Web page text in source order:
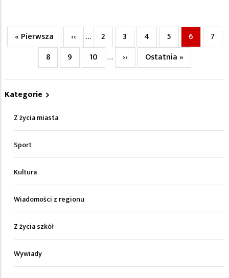
Stronicowanie
Pierwsza
strona
« Pierwsza
Poprzednia
strona
‹‹ … Page
2 Page
3 Page
4 Page
5
Bieżąca
strona
6 Page
7
Page
8 Page
9 Page
10 …
Następna
strona
››
Ostatnia
strona
Ostatnia »
Kategorie
Z życia miasta
Sport
Kultura
Wiadomości z regionu
Z życia szkół
Wywiady